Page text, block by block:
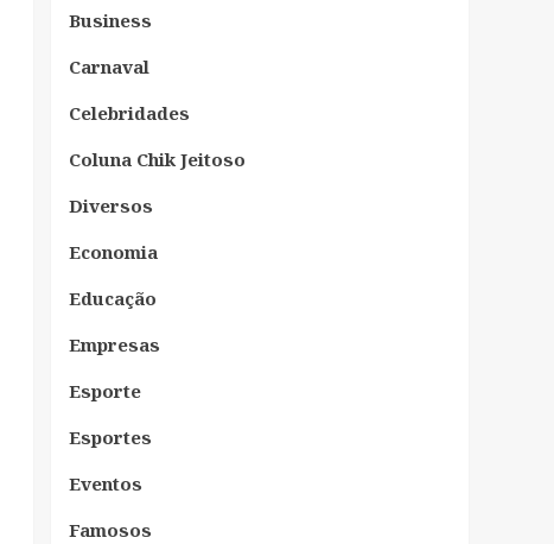
Business
Carnaval
Celebridades
Coluna Chik Jeitoso
Diversos
Economia
Educação
Empresas
Esporte
Esportes
Eventos
Famosos